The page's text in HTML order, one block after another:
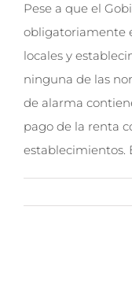
Pese a que el
obligatoriamente
locales y
ninguna de las
de alarma
pago de la renta
establecimientos.